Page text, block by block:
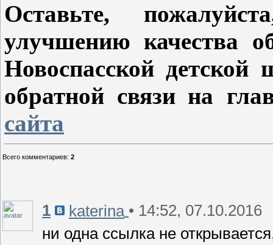
Оставьте,
улучшению качества
Новоспасской
обратной связи на
сайта
Всего комментариев: 2
1 katerina • 14:52, 07.10.2016
ни одна ссылка не